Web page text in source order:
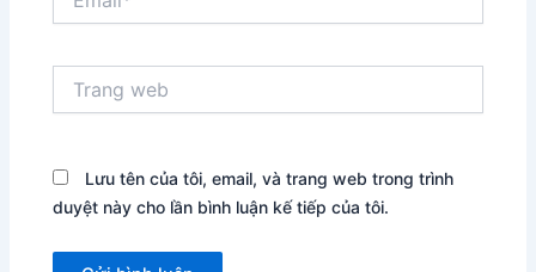
web
Lưu tên của tôi, email, và trang web trong trình
duyệt này cho lần bình luận kế tiếp của tôi.